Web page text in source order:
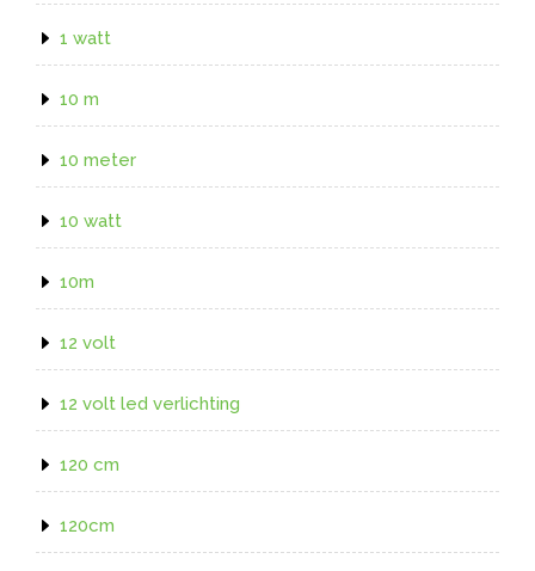
1 watt
10 m
10 meter
10 watt
10m
12 volt
12 volt led verlichting
120 cm
120cm